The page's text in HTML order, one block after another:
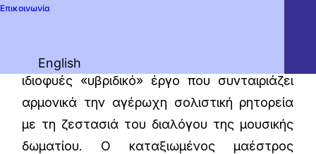
Επικοινωνία
English
Το διακεκριμένο Ελβετικό Τρίο συνεργάζεται
«Τριπλό» Κοντσέρτο του Μπετόβεν, ένα
ιδιοφυές «υβριδικό» έργο που συνταιριάζει
αρμονικά την αγέρωχη σολιστική ρητορεία
με τη ζεστασιά του διαλόγου της μουσικής
δωματίου. Ο καταξιωμένος μαέστρος